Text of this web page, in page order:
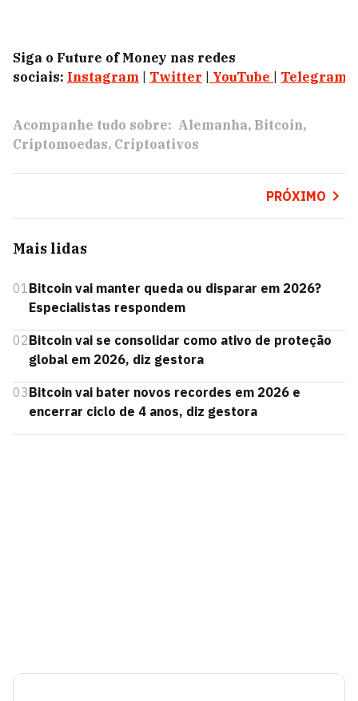
Siga o Future of Money nas redes
sociais: Instagram Twitter YouTube Telegram
Acompanhe tudo sobre: Alemanha Bitcoin
Criptomoedas Criptoativos
PRÓXIMO
Mais lidas
01Bitcoin vai manter queda ou disparar em 2026?
Especialistas respondem
02Bitcoin vai se consolidar como ativo de proteção
global em 2026, diz gestora
03Bitcoin vai bater novos recordes em 2026 e
encerrar ciclo de 4 anos, diz gestora